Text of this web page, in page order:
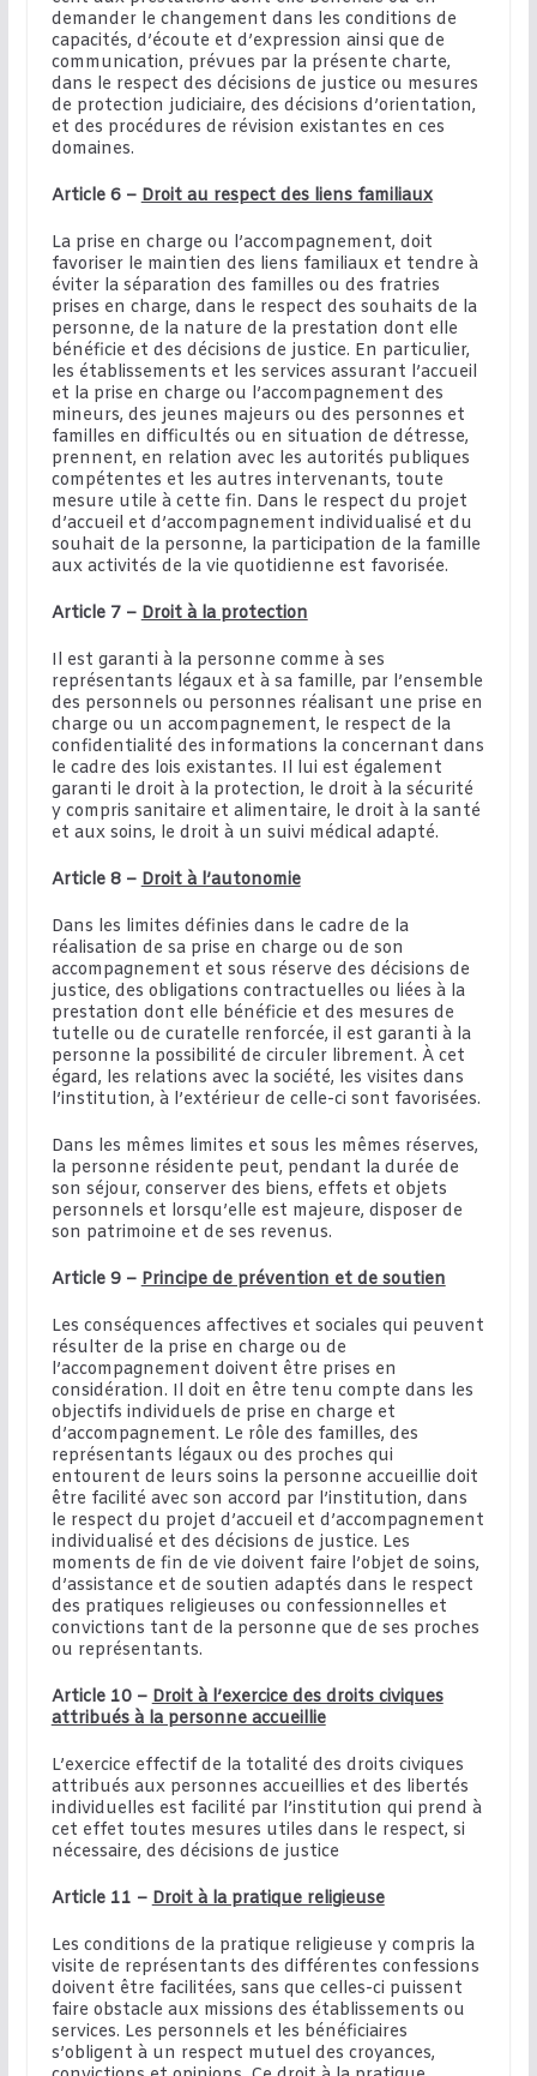
demander le changement dans les conditions de
capacités, d’écoute et d’expression ainsi que de
communication, prévues par la présente charte,
dans le respect des décisions de justice ou mesures
de protection judiciaire, des décisions d’orientation,
et des procédures de révision existantes en ces
domaines.
Article 6 –Droit au respect des liens familiaux
La prise en charge ou l’accompagnement, doit
favoriser le maintien des liens familiaux et tendre à
éviter la séparation des familles ou des fratries
prises en charge, dans le respect des souhaits de la
personne, de la nature de la prestation dont elle
bénéficie et des décisions de justice. En particulier,
les établissements et les services assurant l’accueil
et la prise en charge ou l’accompagnement des
mineurs, des jeunes majeurs ou des personnes et
familles en difficultés ou en situation de détresse,
prennent, en relation avec les autorités publiques
compétentes et les autres intervenants, toute
mesure utile à cette fin. Dans le respect du projet
d’accueil et d’accompagnement individualisé et du
souhait de la personne, la participation de la famille
aux activités de la vie quotidienne est favorisée.
Article 7 –Droit à la protection
Il est garanti à la personne comme à ses
représentants légaux et à sa famille, par l’ensemble
des personnels ou personnes réalisant une prise en
charge ou un accompagnement, le respect de la
confidentialité des informations la concernant dans
le cadre des lois existantes. Il lui est également
garanti le droit à la protection, le droit à la sécurité
y compris sanitaire et alimentaire, le droit à la santé
et aux soins, le droit à un suivi médical adapté.
Article 8 –Droit à l’autonomie
Dans les limites définies dans le cadre de la
réalisation de sa prise en charge ou de son
accompagnement et sous réserve des décisions de
justice, des obligations contractuelles ou liées à la
prestation dont elle bénéficie et des mesures de
tutelle ou de curatelle renforcée, il est garanti à la
personne la possibilité de circuler librement. À cet
égard, les relations avec la société, les visites dans
l’institution, à l’extérieur de celle-ci sont favorisées.
Dans les mêmes limites et sous les mêmes réserves,
la personne résidente peut, pendant la durée de
son séjour, conserver des biens, effets et objets
personnels et lorsqu’elle est majeure, disposer de
son patrimoine et de ses revenus.
Article 9 –Principe de prévention et de soutien
Les conséquences affectives et sociales qui peuvent
résulter de la prise en charge ou de
l’accompagnement doivent être prises en
considération. Il doit en être tenu compte dans les
objectifs individuels de prise en charge et
d’accompagnement. Le rôle des familles, des
représentants légaux ou des proches qui
entourent de leurs soins la personne accueillie doit
être facilité avec son accord par l’institution, dans
le respect du projet d’accueil et d’accompagnement
individualisé et des décisions de justice. Les
moments de fin de vie doivent faire l’objet de soins,
d’assistance et de soutien adaptés dans le respect
des pratiques religieuses ou confessionnelles et
convictions tant de la personne que de ses proches
ou représentants.
Article 10 –Droit à l’exercice des droits civiques
attribués à la personne accueillie
L’exercice effectif de la totalité des droits civiques
attribués aux personnes accueillies et des libertés
individuelles est facilité par l’institution qui prend à
cet effet toutes mesures utiles dans le respect, si
nécessaire, des décisions de justice
Article 11 –Droit à la pratique religieuse
Les conditions de la pratique religieuse y compris la
visite de représentants des différentes confessions
doivent être facilitées, sans que celles-ci puissent
faire obstacle aux missions des établissements ou
services. Les personnels et les bénéficiaires
s’obligent à un respect mutuel des croyances,